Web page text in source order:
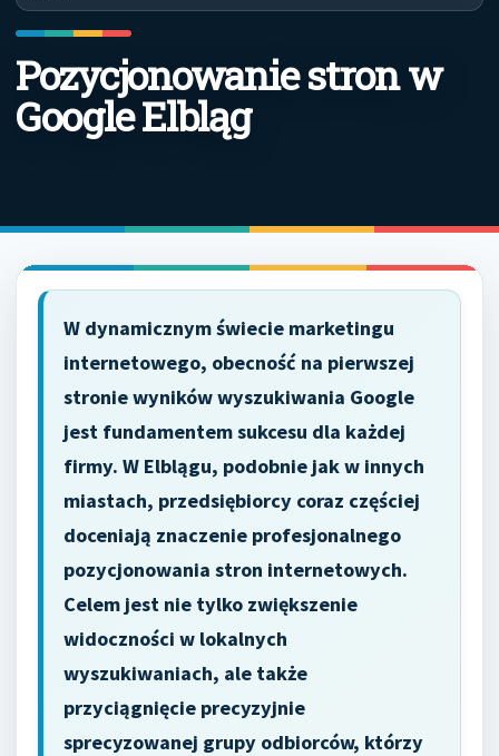
Pozycjonowanie stron w
Google Elbląg
W dynamicznym świecie marketingu
internetowego, obecność na pierwszej
stronie wyników wyszukiwania Google
jest fundamentem sukcesu dla każdej
firmy. W Elblągu, podobnie jak w innych
miastach, przedsiębiorcy coraz częściej
doceniają znaczenie profesjonalnego
pozycjonowania stron internetowych.
Celem jest nie tylko zwiększenie
widoczności w lokalnych
wyszukiwaniach, ale także
przyciągnięcie precyzyjnie
sprecyzowanej grupy odbiorców, którzy